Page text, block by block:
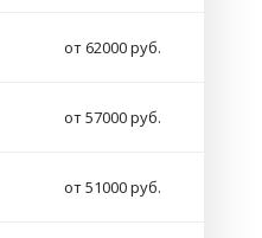
от 62000 руб.
от 57000 руб.
от 51000 руб.